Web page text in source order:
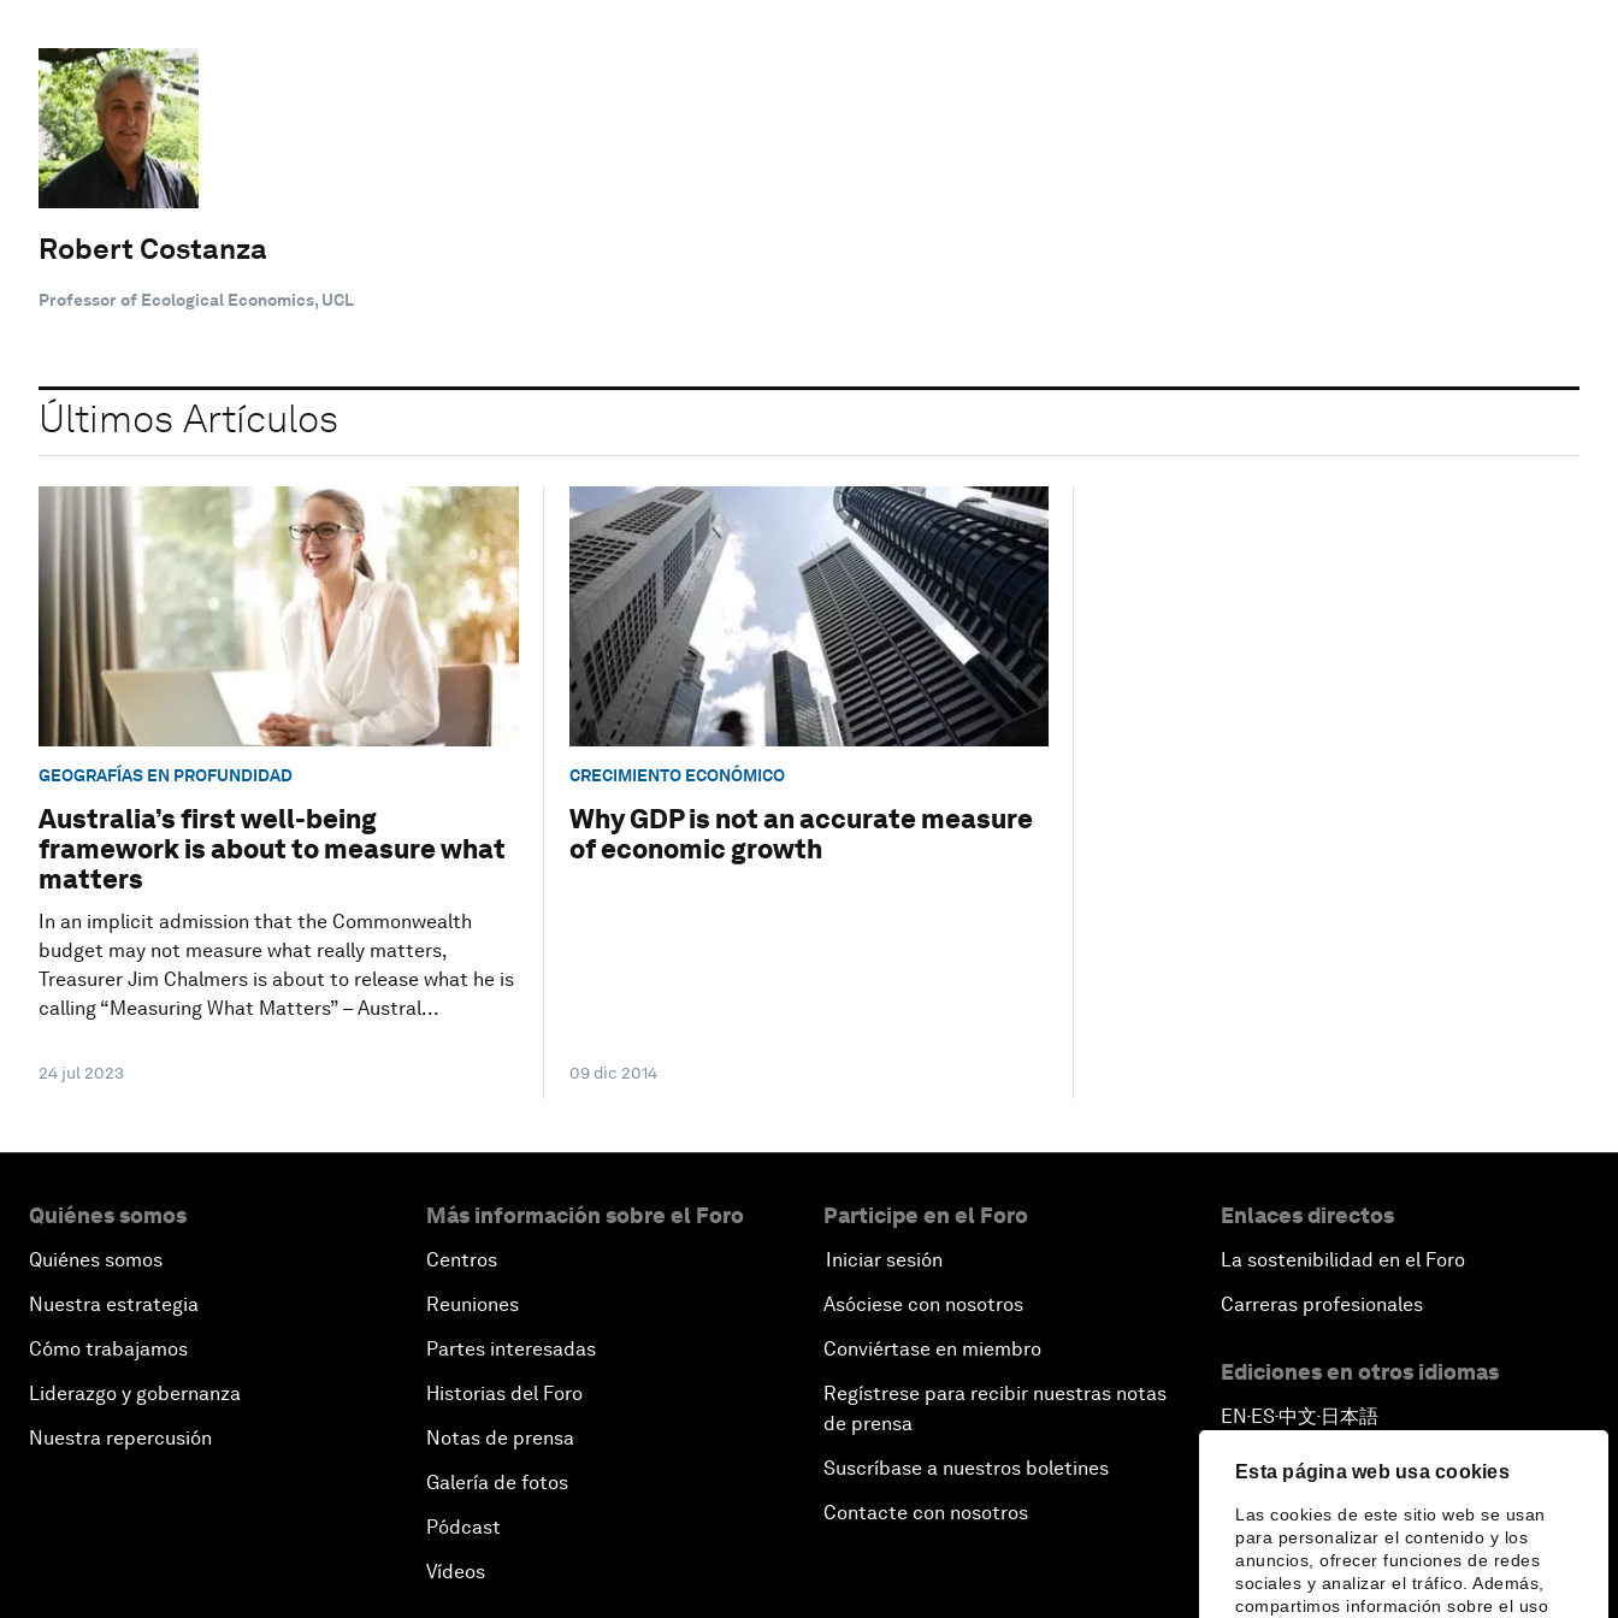
Esta página web usa cookies
Las cookies de este sitio web se usan
para personalizar el contenido y los
anuncios, ofrecer funciones de redes
sociales y analizar el tráfico. Además,
compartimos información sobre el uso
Robert Costanza
Professor of Ecological Economics, UCL
Últimos Artículos
GEOGRAFÍAS EN PROFUNDIDAD
Australia’s first well-being
framework is about to measure what
matters
In an implicit admission that the Commonwealth
budget may not measure what really matters,
Treasurer Jim Chalmers is about to release what he is
calling “Measuring What Matters” – Austral...
24 jul 2023
CRECIMIENTO ECONÓMICO
Why GDP is not an accurate measure
of economic growth
09 dic 2014
Quiénes somos
Quiénes somos
Nuestra estrategia
Cómo trabajamos
Liderazgo y gobernanza
Nuestra repercusión
Más información sobre el Foro
Centros
Reuniones
Partes interesadas
Historias del Foro
Notas de prensa
Galería de fotos
Pódcast
Vídeos
Participe en el Foro
Iniciar sesión
Asóciese con nosotros
Conviértase en miembro
Regístrese para recibir nuestras notas
de prensa
Suscríbase a nuestros boletines
Contacte con nosotros
Enlaces directos
La sostenibilidad en el Foro
Carreras profesionales
Ediciones en otros idiomas
EN ▪ ES▪中文▪ 日本語